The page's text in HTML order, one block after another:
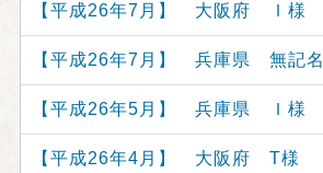
【平成26年7月】 大阪府 Ｉ様
【平成26年7月】 兵庫県 無記名
【平成26年5月】 兵庫県 Ｉ様
【平成26年4月】 大阪府 T様